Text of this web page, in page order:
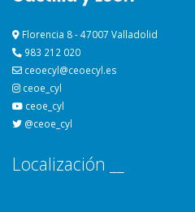
Florencia 8 - 47007 Valladolid
983 212 020
ceoecyl@ceoecyl.es
ceoe_cyl
ceoe_cyl
@ceoe_cyl
Localización __